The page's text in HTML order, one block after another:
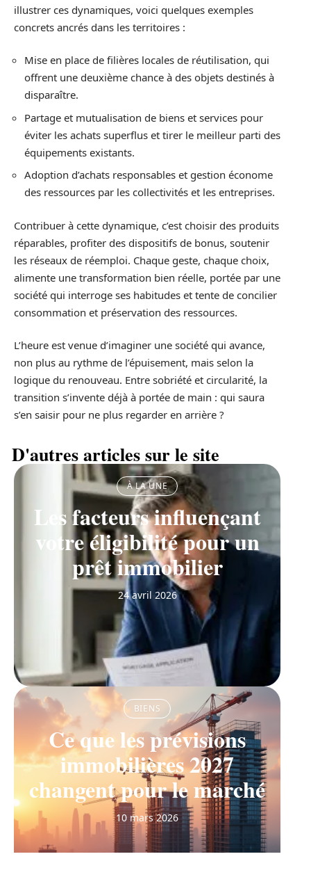
illustrer ces dynamiques, voici quelques exemples
concrets ancrés dans les territoires :
Mise en place de filières locales de réutilisation, qui
offrent une deuxième chance à des objets destinés à
disparaître.
Partage et mutualisation de biens et services pour
éviter les achats superflus et tirer le meilleur parti des
équipements existants.
Adoption d’achats responsables et gestion économe
des ressources par les collectivités et les entreprises.
Contribuer à cette dynamique, c’est choisir des produits
réparables, profiter des dispositifs de bonus, soutenir
les réseaux de réemploi. Chaque geste, chaque choix,
alimente une transformation bien réelle, portée par une
société qui interroge ses habitudes et tente de concilier
consommation et préservation des ressources.
L’heure est venue d’imaginer une société qui avance,
non plus au rythme de l’épuisement, mais selon la
logique du renouveau. Entre sobriété et circularité, la
transition s’invente déjà à portée de main : qui saura
s’en saisir pour ne plus regarder en arrière ?
D'autres articles sur le site
À LA UNE
Les facteurs influençant
votre éligibilité pour un
prêt immobilier
24 avril 2026
BIENS
Ce que les prévisions
immobilières 2027
changent pour le marché
10 mars 2026